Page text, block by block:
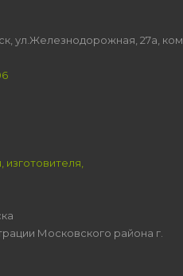
ул.Железнодорожная, 27а, ком
Московского района г.